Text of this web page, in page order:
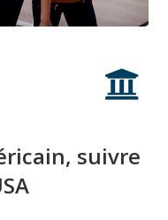
suivre